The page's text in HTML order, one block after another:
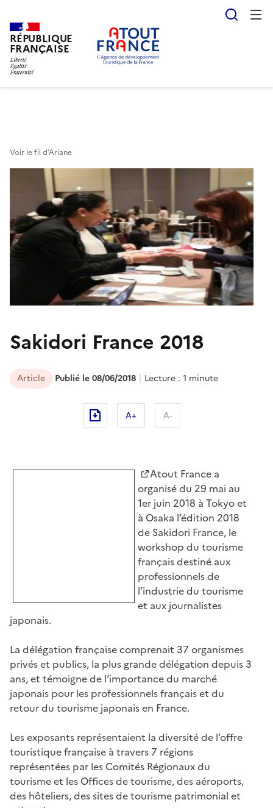
Aller
au
contenu
RÉPUBLIQUE
FRANÇAISE
Voir le fil d’Ariane
Sakidori France 2018
Article Publié le 08/06/2018 Lecture : 1 minute
A+ A-
Atout France a
organisé du 29 mai au
1er juin 2018 à Tokyo et
à Osaka l’édition 2018
de Sakidori France, le
workshop du tourisme
français destiné aux
professionnels de
l’industrie du tourisme
et aux journalistes
japonais.
La délégation française comprenait 37 organismes
privés et publics, la plus grande délégation depuis 3
ans, et témoigne de l’importance du marché
japonais pour les professionnels français et du
retour du tourisme japonais en France.
Les exposants représentaient la diversité de l’offre
touristique française à travers 7 régions
représentées par les Comités Régionaux du
tourisme et les Offices de tourisme, des aéroports,
des hôteliers, des sites de tourisme patrimonial et